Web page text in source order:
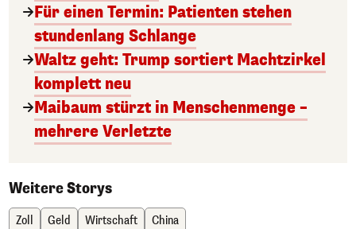
Für einen Termin: Patienten stehen
stundenlang Schlange
Waltz geht: Trump sortiert Machtzirkel
komplett neu
Maibaum stürzt in Menschenmenge –
mehrere Verletzte
Weitere Storys
Zoll Geld Wirtschaft China